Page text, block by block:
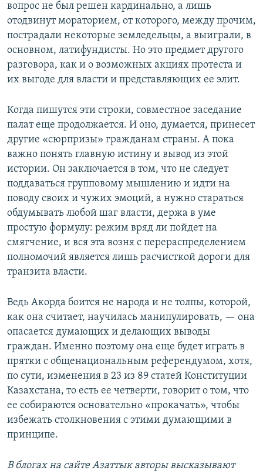
вопрос не был решен кардинально, а лишь
отодвинут мораторием, от которого, между прочим,
пострадали некоторые земледельцы, а выиграли, в
основном, латифундисты. Но это предмет другого
разговора, как и о возможных акциях протеста и
их выгоде для власти и представляющих ее элит.
Когда пишутся эти строки, совместное заседание
палат еще продолжается. И оно, думается, принесет
другие «сюрпризы» гражданам страны. А пока
важно понять главную истину и вывод из этой
истории. Он заключается в том, что не следует
поддаваться групповому мышлению и идти на
поводу своих и чужих эмоций, а нужно стараться
обдумывать любой шаг власти, держа в уме
простую формулу: режим вряд ли пойдет на
смягчение, и вся эта возня с перераспределением
полномочий является лишь расчисткой дороги для
транзита власти.
Ведь Акорда боится не народа и не толпы, которой,
как она считает, научилась манипулировать, — она
опасается думающих и делающих выводы
граждан. Именно поэтому она еще будет играть в
прятки с общенациональным референдумом, хотя,
по сути, изменения в 23 из 89 статей Конституции
Казахстана, то есть ее четверти, говорит о том, что
ее собираются основательно «прокачать», чтобы
избежать столкновения с этими думающими в
принципе.
В блогах на сайте Азаттык авторы высказывают